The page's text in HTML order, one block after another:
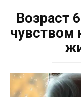
Возраст
чувством